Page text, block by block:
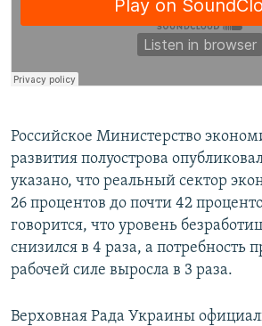
Российское Министерство
развития полуострова
указано, что реальный сектор
26 процентов до почти 42
говорится, что уровень
снизился в 4 раза, а потребность
рабочей силе выросла в 3 раза.
Верховная Рада Украины